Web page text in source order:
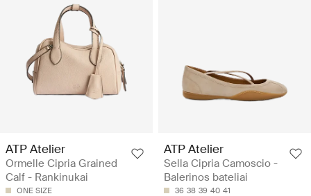
ATP Atelier
Ormelle Cipria Grained
Calf - Rankinukai
ONE SIZE
ATP Atelier
Sella Cipria Camoscio -
Balerinos bateliai
36 38 39 40 41